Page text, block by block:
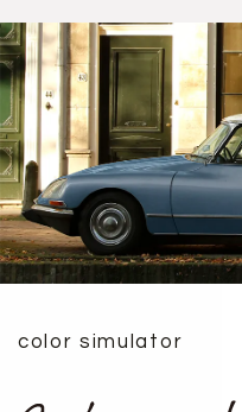
color simulator